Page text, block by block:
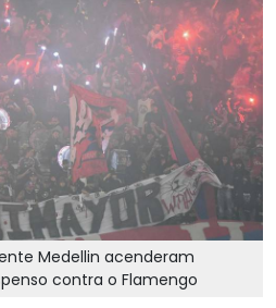
Medellin acenderam
contra o Flamengo